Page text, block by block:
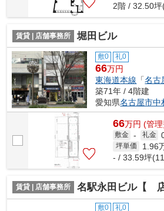
2階 / 32.50
賃貸 | 店舗事務所 堀田ビル
敷0 礼0
66万円
東海道本線 「名古
築71年 / 4階建
愛知県名古屋市中
66万円 (管
敷金 - 礼金
坪単価 1.96
- / 33.59坪
賃貸 | 店舗事務所 名駅永田ビル【 店舗
敷0 礼0